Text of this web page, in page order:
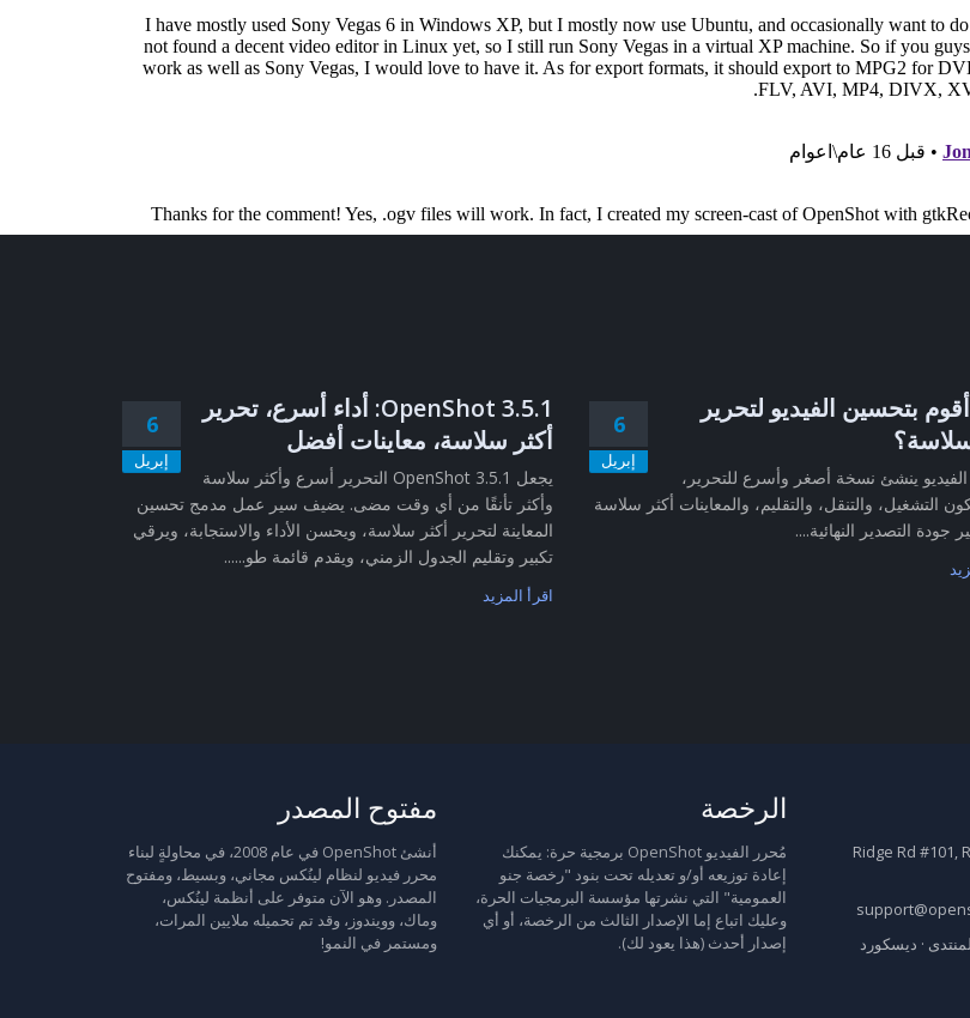
6
إبريل
OpenShot 3.5.1: أداء أسرع، تحرير
أكثر سلاسة، معاينات أفضل
يجعل OpenShot 3.5.1 التحرير أسرع وأكثر سلاسة
وأكثر تأنقًا من أي وقت مضى. يضيف سير عمل مدمج تحسين
المعاينة لتحرير أكثر سلاسة، ويحسن الأداء والاستجابة، ويرقي
تكبير وتقليم الجدول الزمني، ويقدم قائمة طو......
اقرأ المزيد
6
إبريل
بتحسين الفيديو لتحرير
ينشئ نسخة أصغر وأسرع للتحرير،
التشغيل، والتنقل، والتقليم، والمعاينات أكثر سلاسة
جودة التصدير النهائية....
مفتوح المصدر
أنشئ OpenShot في عام 2008، في محاولةٍ لبناء
محرر فيديو لنظام لينُكس مجاني، وبسيط، ومفتوح
المصدر. وهو الآن متوفر على أنظمة لينُكس،
وماك، وويندوز، وقد تم تحميله ملايين المرات،
ومستمر في النمو!
الرخصة
مُحرر الفيديو OpenShot برمجية حرة: يمكنك
إعادة توزيعه أو/و تعديله تحت بنود "رخصة جنو
العمومية" التي نشرتها مؤسسة البرمجيات الحرة،
وعليك اتباع إما الإصدار الثالث من الرخصة، أو أي
إصدار أحدث (هذا يعود لك).
2931 Ridge Rd
· ديسكورد